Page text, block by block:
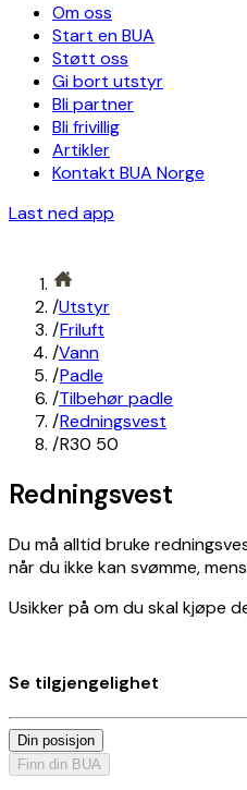
Om oss
Start en BUA
Støtt oss
Gi bort utstyr
Bli partner
Bli frivillig
Artikler
Kontakt BUA Norge
Last ned app
/Utstyr
/Friluft
/Vann
/Padle
/Tilbehør padle
/Redningsvest
/R30 50
Redningsvest
Du må alltid bruke
når du ikke kan svømme,
Usikker på om du skal kjøpe
Se tilgjengelighet
Din posisjon
Finn din BUA